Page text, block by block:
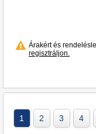
Árakért és
regisztráljon.
1 2 3 4